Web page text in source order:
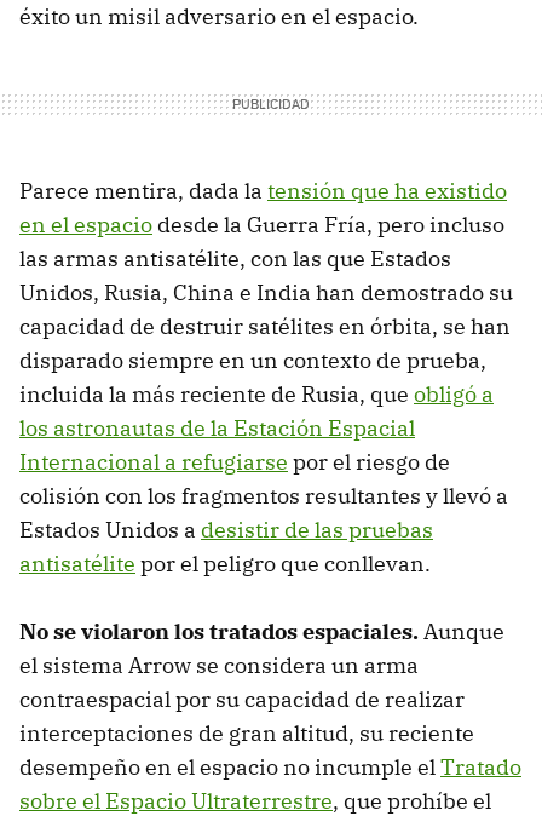
éxito un misil adversario en el espacio.
Parece mentira, dada la tensión que ha existido
en el espacio desde la Guerra Fría, pero incluso
las armas antisatélite, con las que Estados
Unidos, Rusia, China e India han demostrado su
capacidad de destruir satélites en órbita, se han
disparado siempre en un contexto de prueba,
incluida la más reciente de Rusia, que obligó a
los astronautas de la Estación Espacial
Internacional a refugiarse por el riesgo de
colisión con los fragmentos resultantes y llevó a
Estados Unidos a desistir de las pruebas
antisatélite por el peligro que conllevan.
No se violaron los tratados espaciales.Aunque
el sistema Arrow se considera un arma
contraespacial por su capacidad de realizar
interceptaciones de gran altitud, su reciente
desempeño en el espacio no incumple elTratado
sobre el Espacio Ultraterrestre, que prohíbe el